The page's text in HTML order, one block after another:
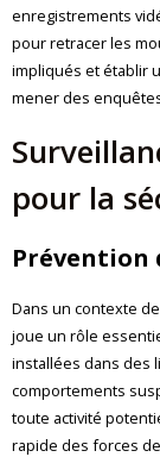
enregistrements
pour retracer les
impliqués et établir
mener des
pour la
Prévention
Dans un contexte
joue un rôle
installées dans des
comportements
toute activité
rapide des forces